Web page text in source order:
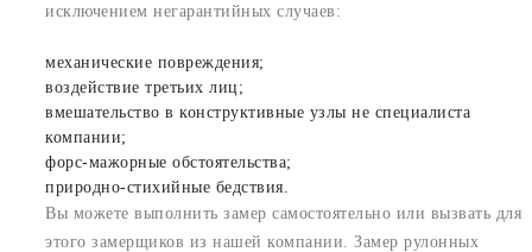
исключением негарантийных случаев:
механические повреждения;
воздействие третьих лиц;
вмешательство в конструктивные узлы не специалиста
компании;
форс-мажорные обстоятельства;
природно-стихийные бедствия.
Вы можете выполнить замер самостоятельно или вызвать для
этого замерщиков из нашей компании. Замер рулонных